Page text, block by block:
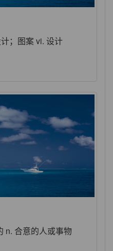
；图案 vi. 设计
n. 合意的人或事物